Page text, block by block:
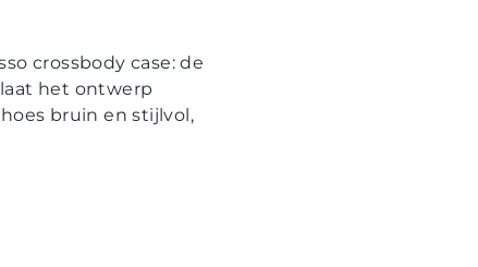
crossbody case: de
het ontwerp
bruin en stijlvol,